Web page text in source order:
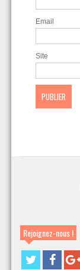
Email
Site
Rejoignez-nous !